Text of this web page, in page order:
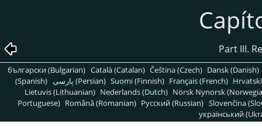
Part III.
български (Bulgarian) Català (Catalan) Čeština (Czech) Dansk (Danish)
(Spanish)
پارسی (Persian) Suomi (Finnish) Français (French)
Lietuvis (Lithuanian) Nederlands (Dutch) Norsk Nynorsk
Portuguese) Română (Romanian) Pусский (Russian) Slovenčina
український